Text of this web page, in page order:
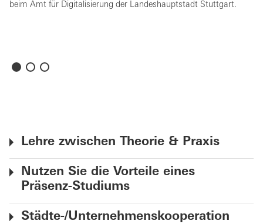
beim Amt für Digitalisierung der Landeshauptstadt Stuttgart.
Lehre zwischen Theorie & Praxis
Nutzen Sie die Vorteile eines
Präsenz-Studiums
Städte-/Unternehmenskooperation